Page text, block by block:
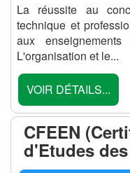
La réussite au
technique et
aux
L'organisation et le...
VOIR DÉTAILS...
CFEEN
d'Etudes